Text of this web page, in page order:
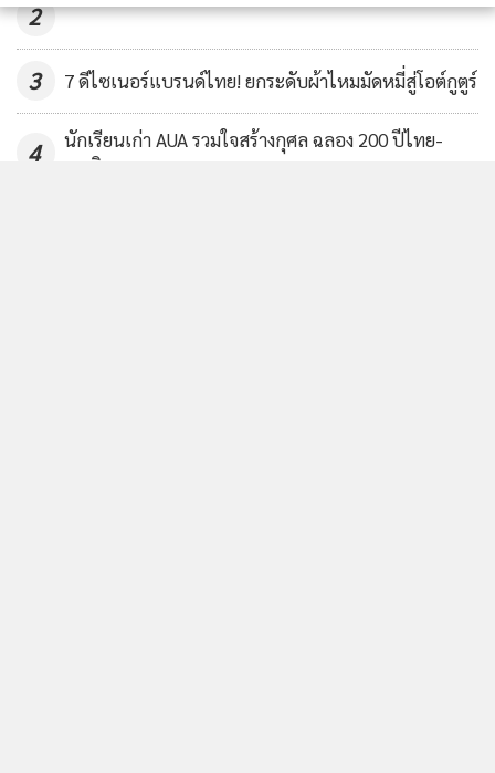
2
3 7 ดีไซเนอร์แบรนด์ไทย! ยกระดับผ้าไหมมัดหมี่สู่โอต์กูตูร์
4
นักเรียนเก่า AUA รวมใจสร้างกุศล ฉลอง 200 ปีไทย-
อเมริกา